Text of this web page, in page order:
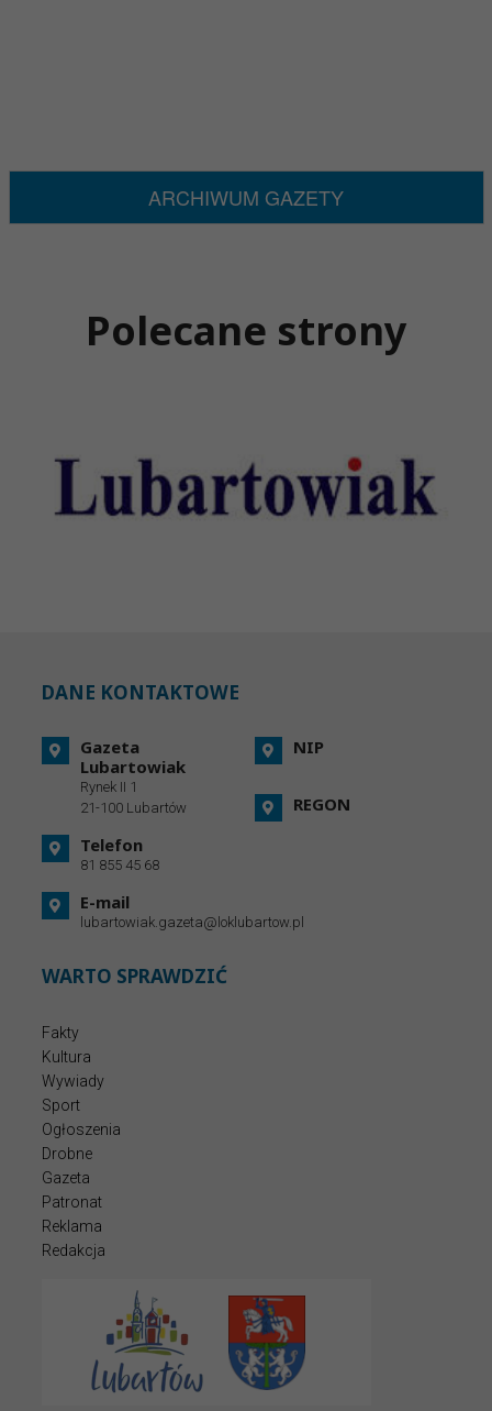
ARCHIWUM GAZETY
Polecane strony
DANE KONTAKTOWE
Gazeta
Lubartowiak
Rynek II 1
21-100 Lubartów
Telefon
81 855 45 68
E-mail
lubartowiak.gazeta@loklubartow.pl
NIP
REGON
WARTO SPRAWDZIĆ
Fakty
Kultura
Wywiady
Sport
Ogłoszenia
Drobne
Gazeta
Patronat
Reklama
Redakcja